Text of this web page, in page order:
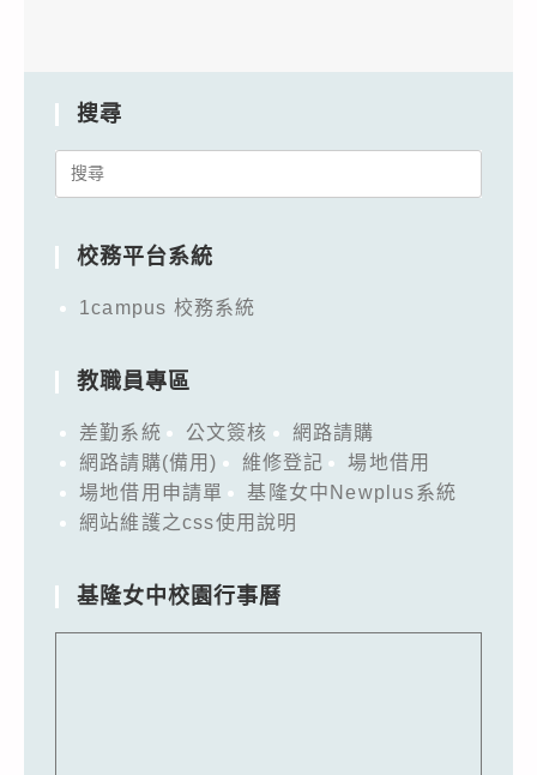
搜尋
Search
校務平台系統
1campus 校務系統
教職員專區
差勤系統 公文簽核
網路請購
網路請購(備用)
維修登記
場地借用
場地借用申請單
基隆女中Newplus系統
網站維護之css使用說明
基隆女中校園行事曆